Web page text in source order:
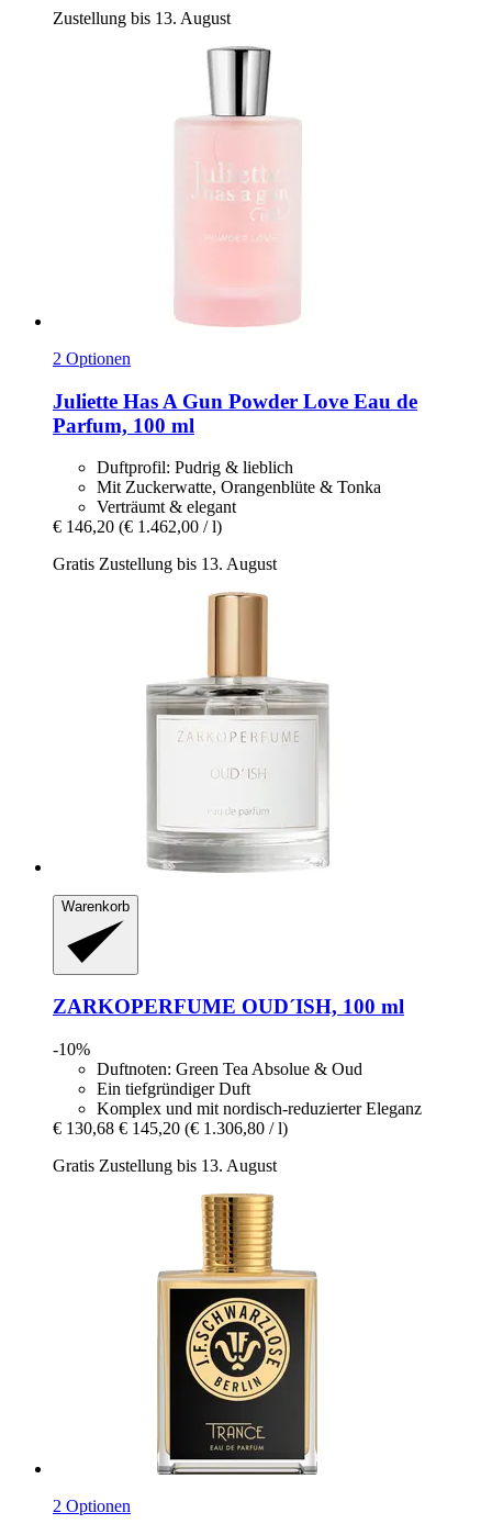
Zustellung bis 13. August
2 Optionen
Juliette Has A Gun Powder Love Eau de
Parfum, 100 ml
Duftprofil: Pudrig & lieblich
Mit Zuckerwatte, Orangenblüte & Tonka
Verträumt & elegant
€ 146,20 (€ 1.462,00 / l)
Gratis Zustellung bis 13. August
Warenkorb
ZARKOPERFUME OUD´ISH, 100 ml
-10%
Duftnoten: Green Tea Absolue & Oud
Ein tiefgründiger Duft
Komplex und mit nordisch-reduzierter Eleganz
€ 130,68 € 145,20 (€ 1.306,80 / l)
Gratis Zustellung bis 13. August
2 Optionen